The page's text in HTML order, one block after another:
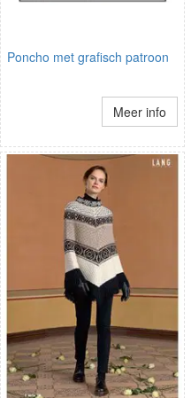
Poncho met grafisch patroon
Meer info